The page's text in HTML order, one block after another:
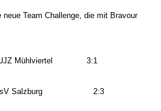
Team Challenge, die mit Bravour
UJZ Mühlviertel 3:1
Vs PsV Salzburg 2:3